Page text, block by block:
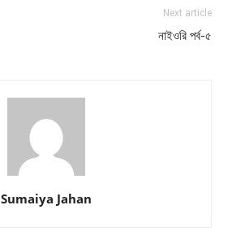
Next article
নাইওরি পর্ব-৫
Sumaiya Jahan